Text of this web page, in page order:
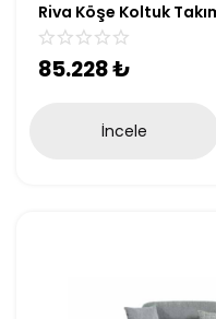
Riva Köşe Koltuk
85.228₺
İncele